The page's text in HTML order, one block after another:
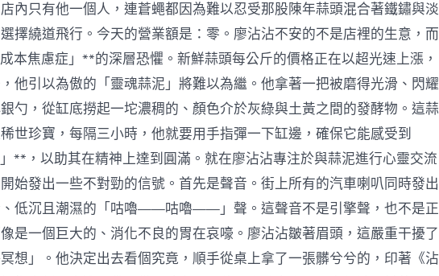
內只有他一個人，連蒼蠅都因為難以忍受那股陳年蒜頭混合著鐵鏽與淡
擇繞道飛行。今天的營業額是：零。廖沾沾不安的不是店裡的生意，而
本焦慮症」**的深層恐懼。新鮮蒜頭每公斤的價格正在以超光速上漲，
他引以為傲的「靈魂蒜泥」將難以為繼。他拿著一把被磨得光滑、閃耀
勺，從缸底撈起一坨濃稠的、顏色介於灰綠與土黃之間的發酵物。這蒜
世珍寶，每隔三小時，他就要用手指彈一下缸邊，確保它能感受到
**，以助其在精神上達到圓滿。就在廖沾沾專注於與蒜泥進行心靈交流
始發出一些不對勁的信號。首先是聲音。街上所有的汽車喇叭同時發出
、低沉且潮濕的「咕嚕——咕嚕——」聲。這聲音不是引擎聲，也不是正
是一個巨大的、消化不良的胃在哀嚎。廖沾沾皺著眉頭，這嚴重干擾了
想」。他決定出去看個究竟，順手從桌上拿了一張髒兮兮的，印著《沾